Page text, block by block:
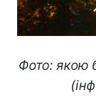
Фото: якою